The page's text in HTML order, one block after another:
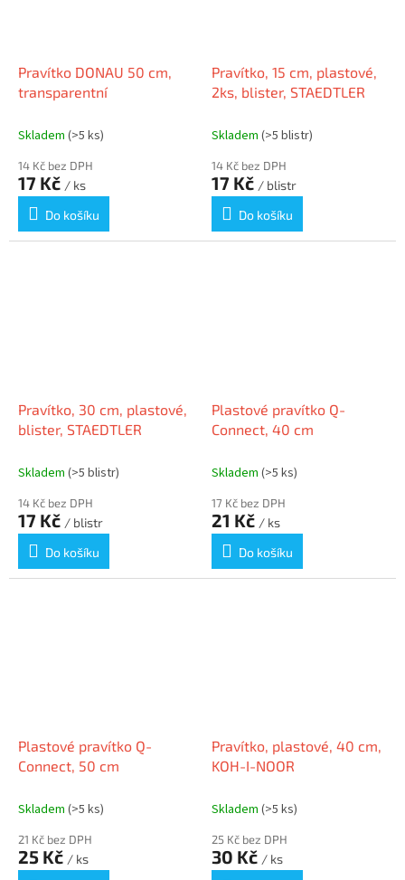
Pravítko DONAU 50 cm,
transparentní
Skladem (>5 ks)
14 Kč bez DPH
17 Kč / ks
Do košíku
Pravítko, 15 cm, plastové,
2ks, blister, STAEDTLER
Skladem (>5 blistr)
14 Kč bez DPH
17 Kč / blistr
Do košíku
Pravítko, 30 cm, plastové,
blister, STAEDTLER
Skladem (>5 blistr)
14 Kč bez DPH
17 Kč / blistr
Do košíku
Plastové pravítko Q-
Connect, 40 cm
Skladem (>5 ks)
17 Kč bez DPH
21 Kč / ks
Do košíku
Plastové pravítko Q-
Connect, 50 cm
Skladem (>5 ks)
21 Kč bez DPH
25 Kč / ks
Pravítko, plastové, 40 cm,
KOH-I-NOOR
Skladem (>5 ks)
25 Kč bez DPH
30 Kč / ks